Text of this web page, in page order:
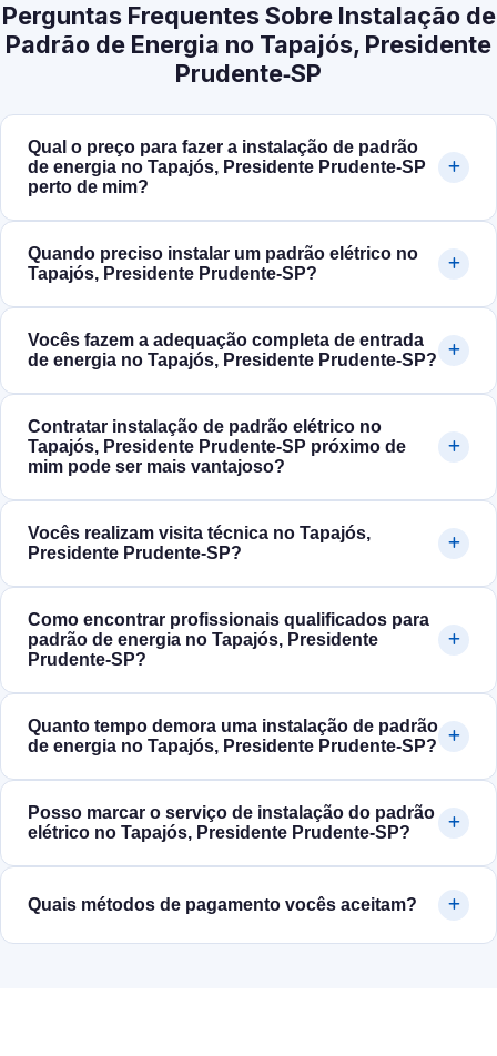
Perguntas Frequentes Sobre Instalação de
Padrão de Energia no Tapajós, Presidente
Prudente‑SP
Qual o preço para fazer a instalação de padrão
de energia no Tapajós, Presidente Prudente‑SP
perto de mim?
Quando preciso instalar um padrão elétrico no
Tapajós, Presidente Prudente‑SP?
Vocês fazem a adequação completa de entrada
de energia no Tapajós, Presidente Prudente‑SP?
Contratar instalação de padrão elétrico no
Tapajós, Presidente Prudente‑SP próximo de
mim pode ser mais vantajoso?
Vocês realizam visita técnica no Tapajós,
Presidente Prudente‑SP?
Como encontrar profissionais qualificados para
padrão de energia no Tapajós, Presidente
Prudente‑SP?
Quanto tempo demora uma instalação de padrão
de energia no Tapajós, Presidente Prudente‑SP?
Posso marcar o serviço de instalação do padrão
elétrico no Tapajós, Presidente Prudente‑SP?
Quais métodos de pagamento vocês aceitam?